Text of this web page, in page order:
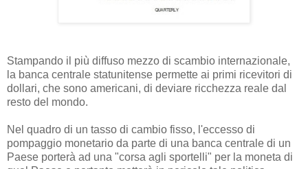
Stampando il più diffuso mezzo di scambio internazionale,
la banca centrale statunitense permette ai primi ricevitori di
dollari, che sono americani, di deviare ricchezza reale dal
resto del mondo.
Nel quadro di un tasso di cambio fisso, l'eccesso di
pompaggio monetario da parte di una banca centrale di un
Paese porterà ad una "corsa agli sportelli" per la moneta di